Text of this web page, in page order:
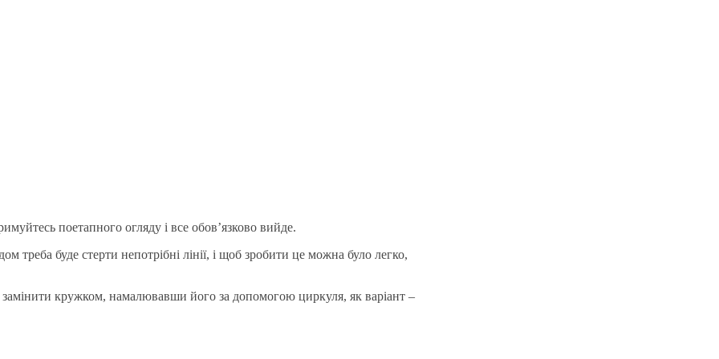
поетапного огляду і все обов’язково вийде.
треба буде стерти непотрібні лінії, і щоб зробити це можна було легко,
кружком, намалювавши його за допомогою циркуля, як варіант –